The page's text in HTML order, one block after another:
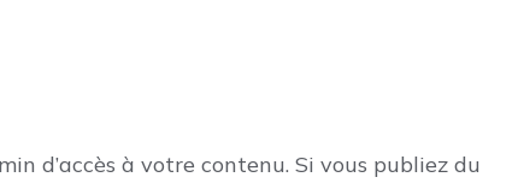
d’accès à votre contenu. Si vous publiez du